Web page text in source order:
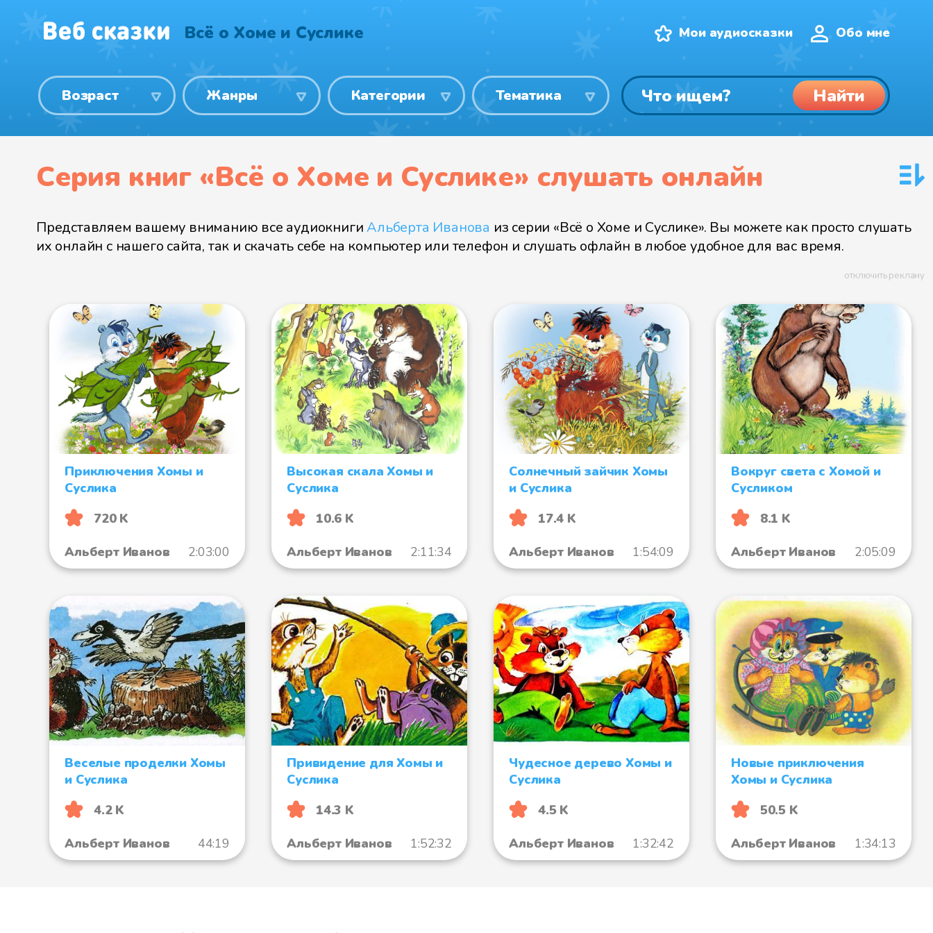
Всё о Хоме и Суслике Мои аудиосказки Обо мне
Возраст Жанры Категории Тематика Найти
Серия книг «Всё о Хоме и Суслике» слушать онлайн
Представляем вашему вниманию все аудиокнигиАльберта Иванова из серии «Всё о Хоме и Суслике». Вы можете как просто слушать
их онлайн с нашего сайта, так и скачать себе на компьютер или телефон и слушать офлайн в любое удобное для вас время.
отключить рекламу
Приключения Хомы и
Суслика
720 K
Альберт Иванов
2:03:00
Высокая скала Хомы и
Суслика
10.6 K
Альберт Иванов
2:11:34
Солнечный зайчик Хомы
и Суслика
17.4 K
Альберт Иванов
1:54:09
Вокруг света с Хомой и
Сусликом
8.1 K
Альберт Иванов
2:05:09
Веселые проделки Хомы
и Суслика
4.2 K
Альберт Иванов
44:19
Привидение для Хомы и
Суслика
14.3 K
Альберт Иванов
1:52:32
Чудесное дерево Хомы и
Суслика
4.5 K
Альберт Иванов
1:32:42
Новые приключения
Хомы и Суслика
50.5 K
Альберт Иванов
1:34:13